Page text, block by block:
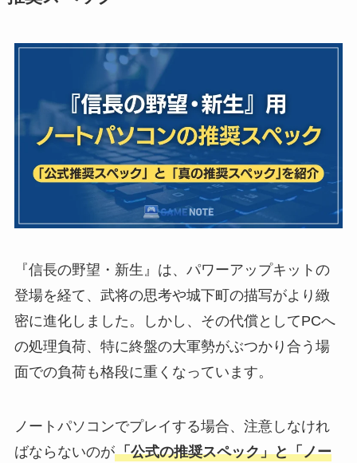
『信長の野望・新生』は、パワーアップキットの
登場を経て、武将の思考や城下町の描写がより緻
密に進化しました。しかし、その代償としてPCへ
の処理負荷、特に終盤の大軍勢がぶつかり合う場
面での負荷も格段に重くなっています。
ノートパソコンでプレイする場合、注意しなけれ
ばならないのが「公式の推奨スペック」と「ノー